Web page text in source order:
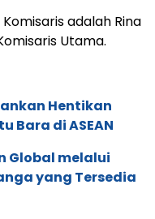
adalah Rina
Utama.
Hentikan
Bara di ASEAN
Global melalui
yang Tersedia